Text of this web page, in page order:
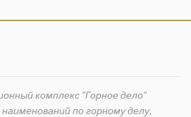
комплекс "Горное дело"
по горному делу,